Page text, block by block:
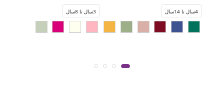
4سال تا 14سال 3سال تا 8سال